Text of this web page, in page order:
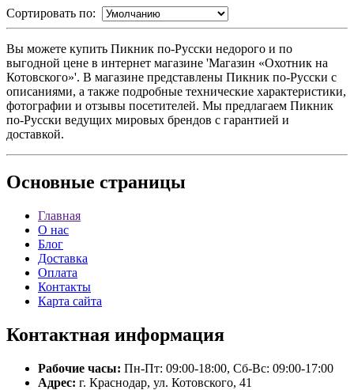
Сортировать по:
Вы можете купить Пикник по-Русски недорого и по
выгодной цене в интернет магазине 'Магазин «Охотник на
Котовского»'. В магазине представлены Пикник по-Русски с
описаниями, а также подробные технические характеристики,
фотографии и отзывы посетителей. Мы предлагаем Пикник
по-Русски ведущих мировых брендов с гарантией и
доставкой.
Основные страницы
Главная
О нас
Блог
Доставка
Оплата
Контакты
Карта сайта
Контактная информация
Рабочие часы: Пн-Пт: 09:00-18:00, Сб-Вс: 09:00-17:00
Адрес: г. Краснодар, ул. Котовского, 41